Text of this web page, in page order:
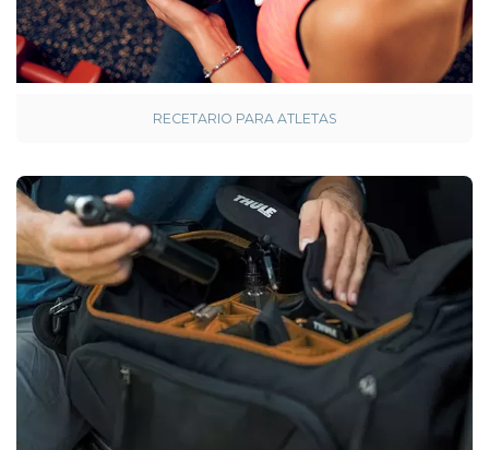
RECETARIO PARA ATLETAS